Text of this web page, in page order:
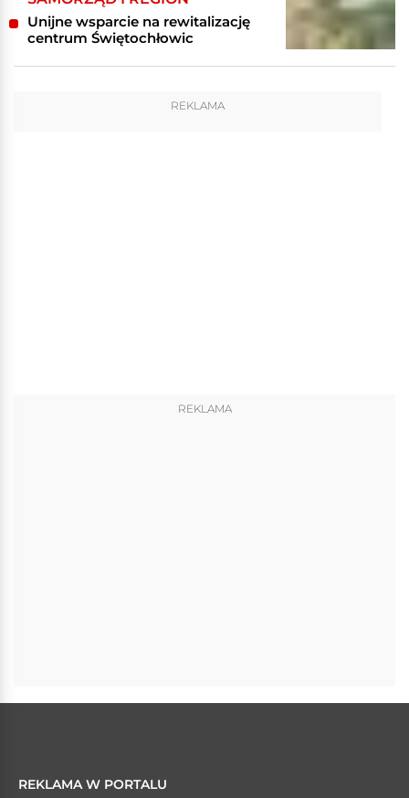
Unijne wsparcie na rewitalizację
centrum Świętochłowic
REKLAMA
REKLAMA
REKLAMA W PORTALU